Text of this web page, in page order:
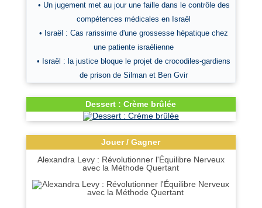
• Un jugement met au jour une faille dans le contrôle des
compétences médicales en Israël
• Israël : Cas rarissime d'une grossesse hépatique chez
une patiente israélienne
• Israël : la justice bloque le projet de crocodiles-gardiens
de prison de Silman et Ben Gvir
Dessert : Crème brûlée
Jouer / Gagner
Alexandra Levy : Révolutionner l'Équilibre Nerveux
avec la Méthode Quertant